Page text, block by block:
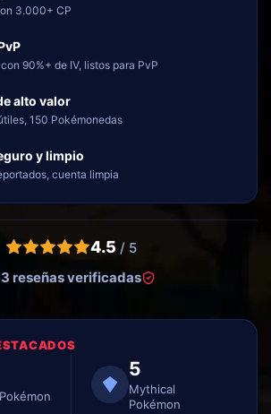
3.000+ CP
90%+ de IV, listos para PvP
alto valor
150 Pokémonedas
y limpio
cuenta limpia
4.5 / 5
reseñas verificadas
5
Mythical
Pokémon